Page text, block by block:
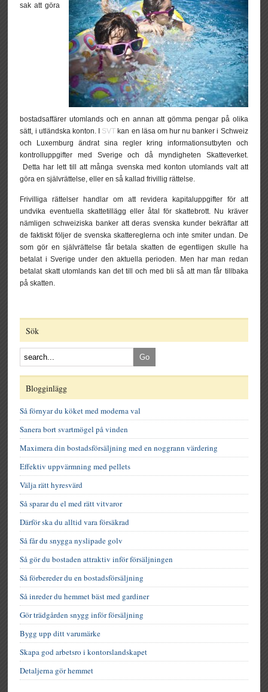
sak att göra
bostadsaffärer utomlands och en annan att gömma pengar på olika
sätt, i utländska konton. I SVT kan en läsa om hur nu banker i Schweiz
och Luxemburg ändrat sina regler kring informationsutbyten och
kontrolluppgifter med Sverige och då myndigheten Skatteverket.
Detta har lett till att många svenska med konton utomlands valt att
göra en självrättelse, eller en så kallad frivillig rättelse.
Frivilliga rättelser handlar om att revidera kapitaluppgifter för att
undvika eventuella skattetillägg eller åtal för skattebrott. Nu kräver
nämligen schweiziska banker att deras svenska kunder bekräftar att
de faktiskt följer de svenska skattereglerna och inte smiter undan. De
som gör en självrättelse får betala skatten de egentligen skulle ha
betalat i Sverige under den aktuella perioden. Men har man redan
betalat skatt utomlands kan det till och med bli så att man får tillbaka
på skatten.
Sök
Blogginlägg
Så förnyar du köket med moderna val
Sanera bort svartmögel på vinden
Maximera din bostadsförsäljning med en noggrann värdering
Effektiv uppvärmning med pellets
Välja rätt hyresvärd
Så sparar du el med rätt vitvaror
Därför ska du alltid vara försäkrad
Så får du snygga nyslipade golv
Så gör du bostaden attraktiv inför försäljningen
Så förbereder du en bostadsförsäljning
Så inreder du hemmet bäst med gardiner
Gör trädgården snygg inför försäljning
Bygg upp ditt varumärke
Skapa god arbetsro i kontorslandskapet
Detaljerna gör hemmet